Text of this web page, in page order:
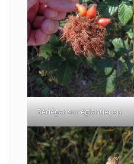
Bédégar sur églantier sp.